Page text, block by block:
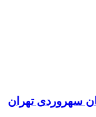
سهروردی تهران